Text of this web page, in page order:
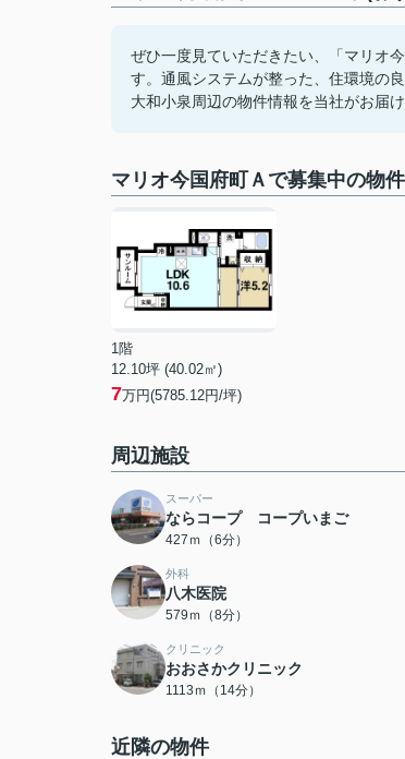
ぜひ一度見ていただきたい、「マリオ
す。通風システムが整った、住環境の
大和小泉周辺の物件情報を当社がお届
マリオ今国府町Ａで募集中の物件
1階
12.10坪 (40.02㎡)
7万円(5785.12円/坪)
周辺施設
スーパー
ならコープ コープいまご
427ｍ（6分）
外科
八木医院
579ｍ（8分）
クリニック
おおさかクリニック
1113ｍ（14分）
近隣の物件